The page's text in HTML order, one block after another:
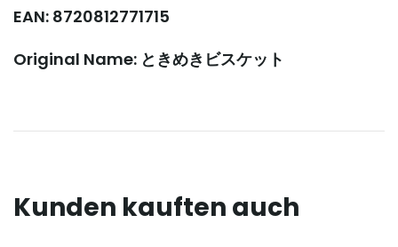
EAN: 8720812771715
Original Name: ときめきビスケット
Kunden kauften auch